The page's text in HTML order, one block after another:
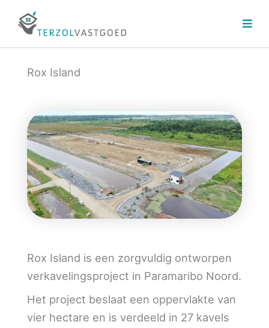
naar
de
Rox Island
Rox Island is een zorgvuldig ontworpen
verkavelingsproject in Paramaribo Noord.
Het project beslaat een oppervlakte van
vier hectare en is verdeeld in 27 kavels